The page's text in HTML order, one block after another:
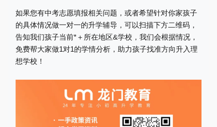
如果您有中考志愿填报相关问题，或者希望针对你家孩子
的具体情况做一对一的升学辅导，可以扫描下方二维码，
告知我们孩子当前*＋所在地区&学校，我们会根据情况，
免费帮大家做1对1的学情分析，助力孩子找准方向升入理
想学校！